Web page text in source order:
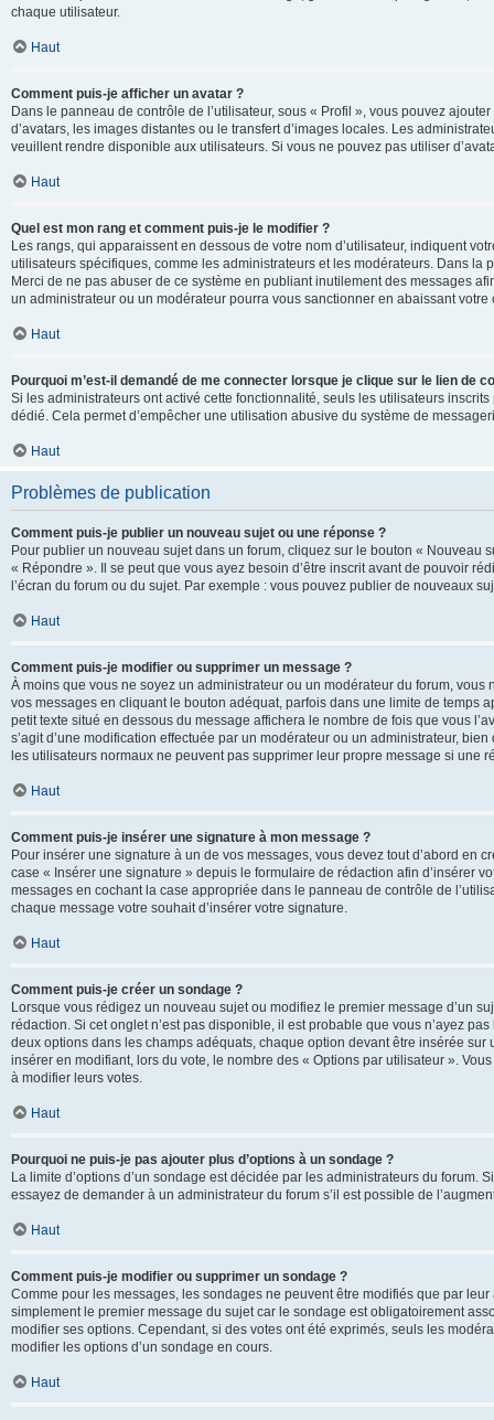
chaque utilisateur.
Haut
Comment puis-je afficher un avatar ?
Dans le panneau de contrôle de l’utilisateur, sous « Profil », vous pouvez
d’avatars, les images distantes ou le transfert d’images locales. Les
veuillent rendre disponible aux utilisateurs. Si vous ne pouvez pas utiliser
Haut
Quel est mon rang et comment puis-je le modifier ?
Les rangs, qui apparaissent en dessous de votre nom d’utilisateur, indiquent
utilisateurs spécifiques, comme les administrateurs et les modérateurs. Dans
Merci de ne pas abuser de ce système en publiant inutilement des messages
un administrateur ou un modérateur pourra vous sanctionner en abaissant votre
Haut
Pourquoi m’est-il demandé de me connecter lorsque je clique sur le lien de
Si les administrateurs ont activé cette fonctionnalité, seuls les utilisateurs
dédié. Cela permet d’empêcher une utilisation abusive du système de
Haut
Problèmes de publication
Comment puis-je publier un nouveau sujet ou une réponse ?
Pour publier un nouveau sujet dans un forum, cliquez sur le bouton «
« Répondre ». Il se peut que vous ayez besoin d’être inscrit avant de pouvoir
l’écran du forum ou du sujet. Par exemple : vous pouvez publier de nouveaux
Haut
Comment puis-je modifier ou supprimer un message ?
À moins que vous ne soyez un administrateur ou un modérateur du forum,
vos messages en cliquant le bouton adéquat, parfois dans une limite de temps
petit texte situé en dessous du message affichera le nombre de fois que vous
s’agit d’une modification effectuée par un modérateur ou un administrateur,
les utilisateurs normaux ne peuvent pas supprimer leur propre message si une
Haut
Comment puis-je insérer une signature à mon message ?
Pour insérer une signature à un de vos messages, vous devez tout d’abord en
case « Insérer une signature » depuis le formulaire de rédaction afin d’insérer
messages en cochant la case appropriée dans le panneau de contrôle de
chaque message votre souhait d’insérer votre signature.
Haut
Comment puis-je créer un sondage ?
Lorsque vous rédigez un nouveau sujet ou modifiez le premier message d’un
rédaction. Si cet onglet n’est pas disponible, il est probable que vous n’ayez
deux options dans les champs adéquats, chaque option devant être insérée
insérer en modifiant, lors du vote, le nombre des « Options par utilisateur ».
à modifier leurs votes.
Haut
Pourquoi ne puis-je pas ajouter plus d’options à un sondage ?
La limite d’options d’un sondage est décidée par les administrateurs du
essayez de demander à un administrateur du forum s’il est possible de
Haut
Comment puis-je modifier ou supprimer un sondage ?
Comme pour les messages, les sondages ne peuvent être modifiés que par
simplement le premier message du sujet car le sondage est obligatoirement
modifier ses options. Cependant, si des votes ont été exprimés, seuls les
modifier les options d’un sondage en cours.
Haut